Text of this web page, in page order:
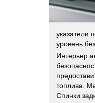
указатели
уровень
Интерьер
топлива.
Спинки